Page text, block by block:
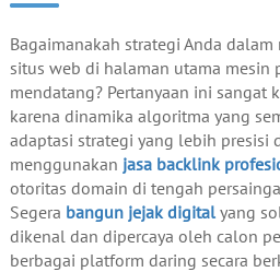
Bagaimanakah strategi Anda
situs web di halaman utama mesin
mendatang? Pertanyaan ini sangat
karena dinamika algoritma yang
adaptasi strategi yang lebih presisi
menggunakan jasa backlink
otoritas domain di tengah
Segera bangun jejak digitalyang
dikenal dan dipercaya oleh calon
berbagai platform daring secara